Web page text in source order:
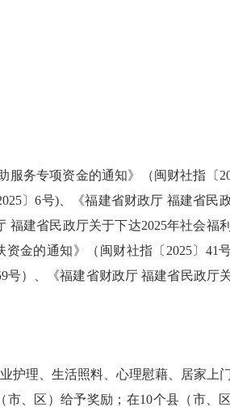
务专项资金的通知》（闽财社指〔
〕6号)、《福建省财政厅 福建省民
福建省民政厅关于下达2025年社会福
金的通知》（闽财社指〔2025〕41号
号）、《福建省财政厅 福建省民政厅
护理、生活照料、心理慰藉、居家上
、区）给予奖励；在10个县（市、